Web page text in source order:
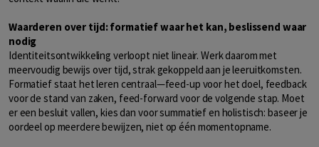
Waarderen over tijd: formatief waar het kan, beslissend waar
nodig
Identiteitsontwikkeling verloopt niet lineair. Werk daarom met
meervoudig bewijs over tijd, strak gekoppeld aan je leeruitkomsten.
Formatief staat het leren centraal—feed-up voor het doel, feedback
voor de stand van zaken, feed-forward voor de volgende stap. Moet
er een besluit vallen, kies dan voor summatief en holistisch: baseer je
oordeel op meerdere bewijzen, niet op één momentopname.